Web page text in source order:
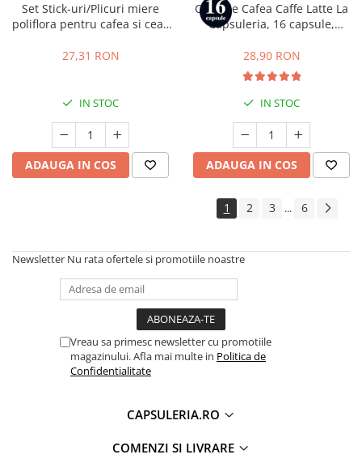
Set Stick-uri/Plicuri miere
poliflora pentru cafea si ceai,
27,31 RON
IN STOC
ADAUGA IN COS
Capsule Cafea Caffe Latte La
Capsuleria, 16 capsule,
28,90 RON
IN STOC
ADAUGA IN COS
1 2 3 ... 6
Newsletter Nu rata ofertele si promotiile noastre
Vreau sa primesc newsletter cu promotiile
magazinului. Afla mai multe in Politica de
Confidentialitate
CAPSULERIA.RO
COMENZI SI LIVRARE